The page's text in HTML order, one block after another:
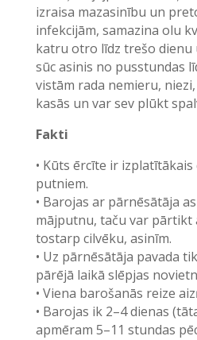
izraisa mazasinību un
infekcijām, samazina olu
katru otro līdz trešo dienu
sūc asinis no pusstundas
vistām rada nemieru,
kasās un var sev plūkt
Fakti
• Kūts ērcīte ir
putniem.
• Barojas ar pārnēsātāja
mājputnu, taču var pārtikt
tostarp cilvēku, asinīm.
• Uz pārnēsātāja pavada
pārējā laikā slēpjas
• Viena barošanās reize
• Barojas ik 2–4 dienas
apmēram 5–11 stundas